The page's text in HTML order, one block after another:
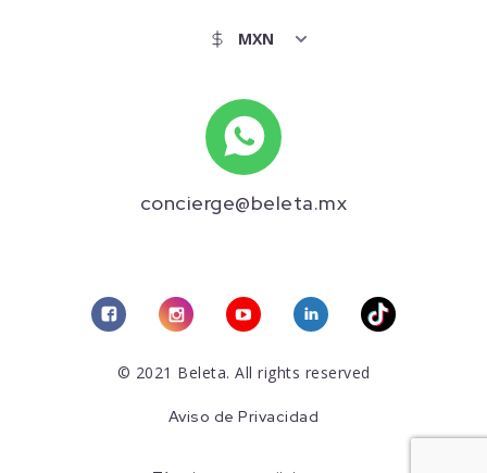
concierge@beleta.mx
© 2021 Beleta. All rights reserved
Aviso de Privacidad